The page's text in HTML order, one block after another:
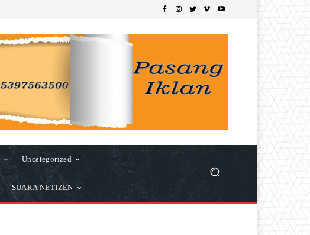
Uncategorized
SUARA NETIZEN